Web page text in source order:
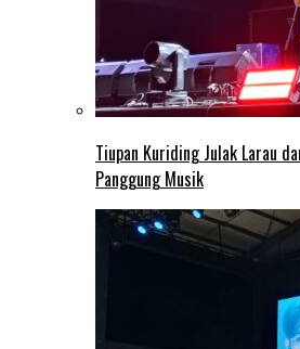
Tiupan Kuriding Julak Larau
Panggung Musik